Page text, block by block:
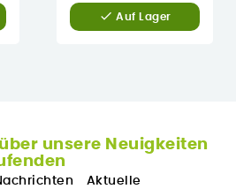
 Auf Lager
über unsere Neuigkeiten
Aktuelle